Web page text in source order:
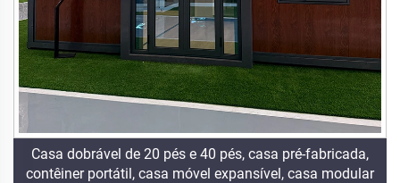
Casa dobrável de 20 pés e 40 pés, casa pré-fabricada,
contêiner portátil, casa móvel expansível, casa modular